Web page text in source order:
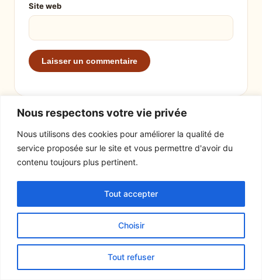
Nous respectons votre vie privée
Nous utilisons des cookies pour améliorer la qualité de
service proposée sur le site et vous permettre d'avoir du
contenu toujours plus pertinent.
Choisir
Tout refuser
Tout accepter
Site web
Actualités
Mentions légales
© 2026 Tout un fromage